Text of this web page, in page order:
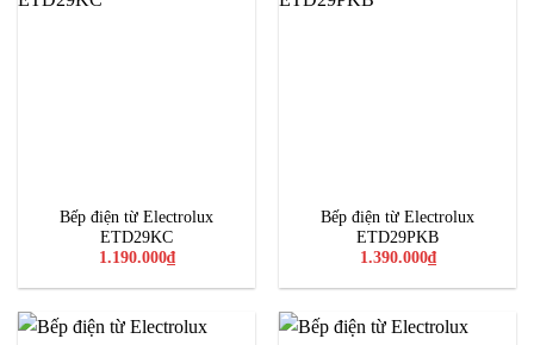
Bếp điện từ Electrolux
ETD29KC
1.190.000₫
Bếp điện từ Electrolux
ETD29PKB
1.390.000₫